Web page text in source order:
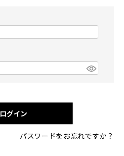
ログイン
パスワードをお忘れですか？